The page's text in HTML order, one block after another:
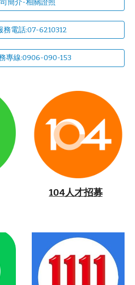
務電話:07-6210312
專線:0906-090-153
104人才招募